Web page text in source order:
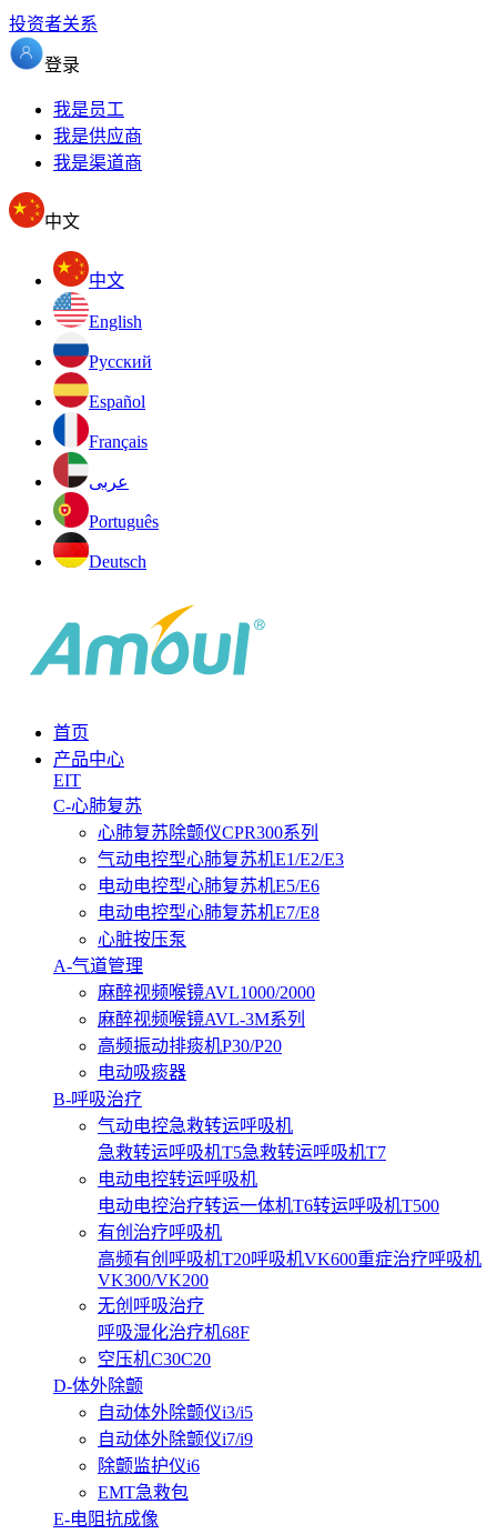
投资者关系
登录
我是员工
我是供应商
我是渠道商
中文
中文
English
Pусский
Español
Français
عربى
Português
Deutsch
首页
产品中心
EIT
C-心肺复苏
心肺复苏除颤仪CPR300系列
气动电控型心肺复苏机E1/E2/E3
电动电控型心肺复苏机E5/E6
电动电控型心肺复苏机E7/E8
心脏按压泵
A-气道管理
麻醉视频喉镜AVL1000/2000
麻醉视频喉镜AVL-3M系列
高频振动排痰机P30/P20
电动吸痰器
B-呼吸治疗
气动电控急救转运呼吸机
急救转运呼吸机T5急救转运呼吸机T7
电动电控转运呼吸机
电动电控治疗转运一体机T6转运呼吸机T500
有创治疗呼吸机
高频有创呼吸机T20呼吸机VK600重症治疗呼吸机
VK300/VK200
无创呼吸治疗
呼吸湿化治疗机68F
空压机C30C20
D-体外除颤
自动体外除颤仪i3/i5
自动体外除颤仪i7/i9
除颤监护仪i6
EMT急救包
E-电阻抗成像